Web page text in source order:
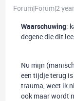
Forum|Forum|2
Waarschuwing:
degene die dit
Nu mijn
een tijdje terug
trauma, weet ik
ook maar wordt